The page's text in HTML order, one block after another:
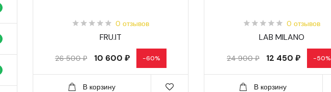
0 отзывов
FRU.IT
26 500 ₽ 10 600 ₽ -60%
В корзину
0 отзывов
LAB MILANO
24 900 ₽ 12 450 ₽ -50%
В корзину